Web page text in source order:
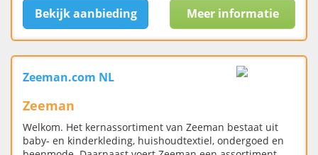
Bekijk aanbieding Meer informatie
Zeeman.com NL
Zeeman
Welkom. Het kernassortiment van Zeeman bestaat uit
baby- en kinderkleding, huishoudtextiel, ondergoed en